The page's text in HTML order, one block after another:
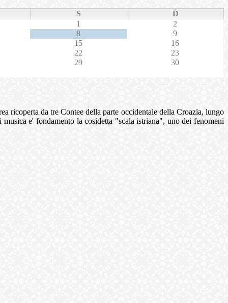
S
D
1
2
8
9
15
16
22
23
29
30
ricoperta da tre Contee della parte occidentale della Croazia, lungo
e' fondamento la cosidetta "scala istriana", uno dei fenomeni